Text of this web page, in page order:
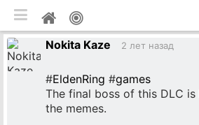
Мой
профиль
Nokita Kaze
2 лет назад
#EldenRing #games
The final boss of this DLC is
the memes.
мобильная версия